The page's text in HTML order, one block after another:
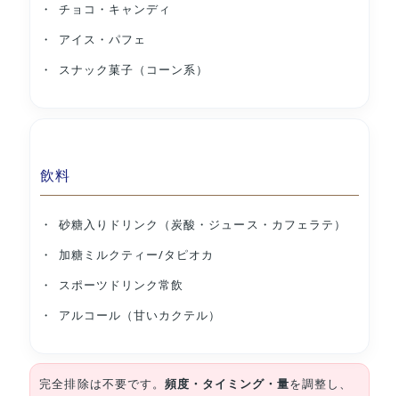
チョコ・キャンディ
アイス・パフェ
スナック菓子（コーン系）
飲料
砂糖入りドリンク（炭酸・ジュース・カフェラテ）
加糖ミルクティー/タピオカ
スポーツドリンク常飲
アルコール（甘いカクテル）
完全排除は不要です。 頻度・タイミング・量を調整し、